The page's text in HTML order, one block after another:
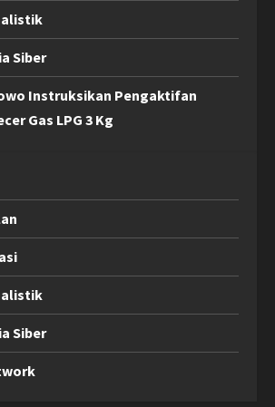
Siber
Instruksikan Pengaktifan
Gas LPG 3 Kg
Siber